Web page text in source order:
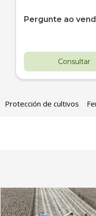
Pergunte ao
Consultar
Marispan Fertinox
Citrus
Batatais
Protección de cultivos